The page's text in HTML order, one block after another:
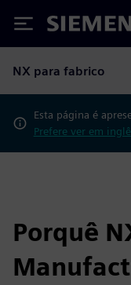
Siemens
NX para fabrico
Esta página é
Prefere ver em
Porquê